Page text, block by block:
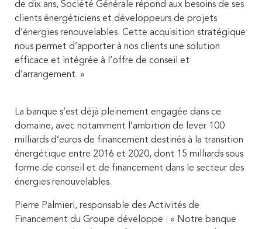
de dix ans, Société Générale répond aux besoins de ses
clients énergéticiens et développeurs de projets
d’énergies renouvelables. Cette acquisition stratégique
nous permet d’apporter à nos clients une solution
efficace et intégrée à l’offre de conseil et
d’arrangement. »
La banque s’est déjà pleinement engagée dans ce
domaine, avec notamment l’ambition de lever 100
milliards d’euros de financement destinés à la transition
énergétique entre 2016 et 2020, dont 15 milliards sous
forme de conseil et de financement dans le secteur des
énergies renouvelables.
Pierre Palmieri, responsable des Activités de
Financement du Groupe développe : « Notre banque